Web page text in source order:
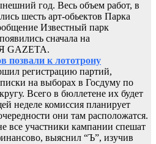
год. Весь объем работ, в
шесть арт-обьектов Парка
Известный парк
сначала на
GAZЕТА.
позвали к лототрону
регистрацию партий,
на выборах в Госдуму по
Всего в бюллетене их будет
неделе комиссия планирует
они там расположатся.
все участники кампании спешат
выяснил “Ъ”, изучив